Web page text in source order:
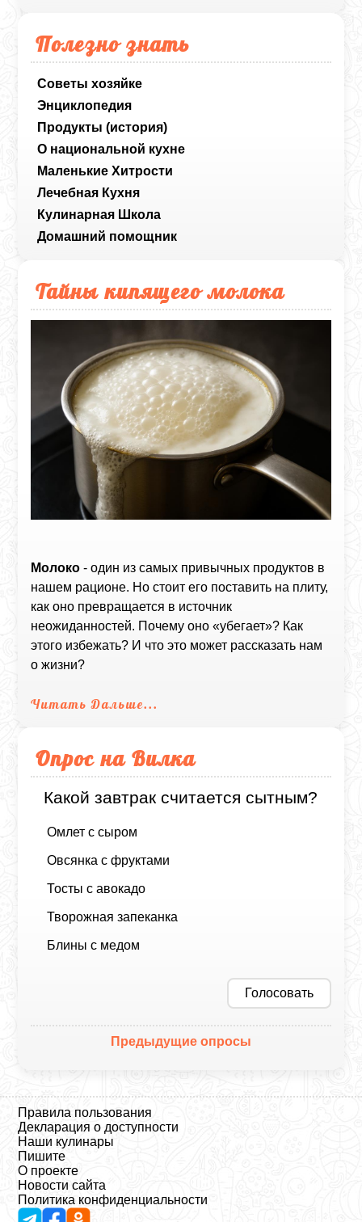
Полезно знать
Советы хозяйке
Энциклопедия
Продукты (история)
О национальной кухне
Маленькие Хитрости
Лечебная Кухня
Кулинарная Школа
Домашний помощник
Тайны кипящего молока
Молоко - один из самых привычных продуктов в
нашем рационе. Но стоит его поставить на плиту,
как оно превращается в источник
неожиданностей. Почему оно «убегает»? Как
этого избежать? И что это может рассказать нам
о жизни?
Читать Дальше...
Опрос на Вилка
Какой завтрак считается сытным?
Омлет с сыром
Овсянка с фруктами
Тосты с авокадо
Творожная запеканка
Блины с медом
Голосовать
Предыдущие опросы
Правила пользования
Декларация о доступности
Наши кулинары
Пишите
О проекте
Новости сайта
Политика конфиденциальности